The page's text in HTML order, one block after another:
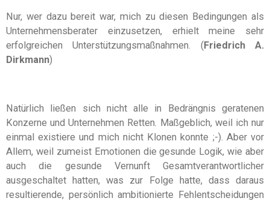
Nur, wer dazu bereit war, mich zu diesen Bedingungen als
Unternehmensberater einzusetzen, erhielt meine sehr
erfolgreichen Unterstützungsmaßnahmen.
( Friedrich A.
Dirkmann)
Natürlich ließen sich nicht alle in Bedrängnis geratenen
Konzerne und Unternehmen Retten. Maßgeblich, weil ich nur
einmal existiere und mich nicht Klonen konnte ;-). Aber vor
Allem, weil zumeist Emotionen die gesunde Logik, wie aber
auch die gesunde Vernunft Gesamtverantwortlicher
ausgeschaltet hatten, was zur Folge hatte, dass daraus
resultierende, persönlich ambitionierte Fehlentscheidungen